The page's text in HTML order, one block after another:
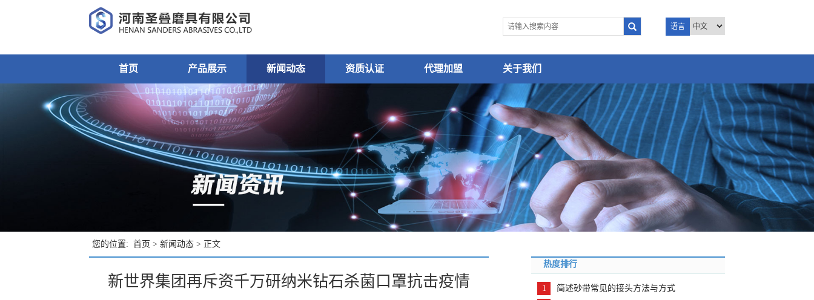
语言
首页 产品展示 新闻动态 资质认证 代理加盟 关于我们
您的位置: 首页 > 新闻动态 > 正文
新世界集团再斥资千万研纳米钻石杀菌口罩抗击疫情
热度排行
1
简述砂带常见的接头方法与方式